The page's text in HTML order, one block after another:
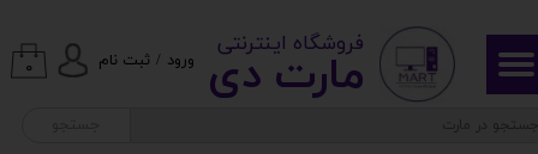
ورود / ثبت نام
حساب کاربری من
تغییر گذر واژه
۰ مارت دی​​​​​​
​ ​فروشگاه اینترنتی